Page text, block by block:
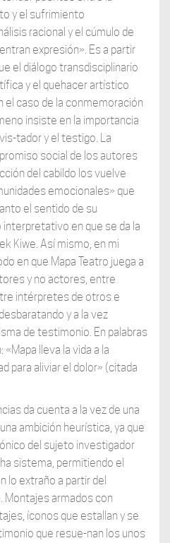
y el sufrimiento
racional y el cúmulo de
expresión». Es a partir
el diálogo transdisciplinario
y el quehacer artístico
el caso de la conmemoración
insiste en la importancia
tador y el testigo. La
social de los autores
del cabildo los vuelve
emocionales» que
el sentido de su
en que se da la
Kiwe. Así mismo, en mi
en que Mapa Teatro juega a
y no actores, entre
intérpretes de otros e
y a la vez
de testimonio. En palabras
lleva la vida a la
para aliviar el dolor» (citada
da cuenta a la vez de una
ambición heurística, ya que
del sujeto investigador
sistema, permitiendo el
lo extraño a partir del
armados con
íconos que estallan y se
que resue-nan los unos